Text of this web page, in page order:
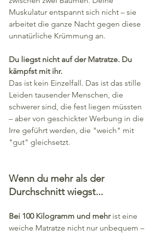
Muskulatur entspannt sich nicht – sie
arbeitet die ganze Nacht gegen diese
unnatürliche Krümmung an.
Du liegst nicht auf der Matratze. Du
kämpfst mit ihr.
Das ist kein Einzelfall. Das ist das stille
Leiden tausender Menschen, die
schwerer sind, die fest liegen müssten
– aber von geschickter Werbung in die
Irre geführt werden, die "weich" mit
"gut" gleichsetzt.
Wenn du mehr als der
Durchschnitt wiegst...
Bei 100 Kilogramm und mehr ist eine
weiche Matratze nicht nur unbequem –